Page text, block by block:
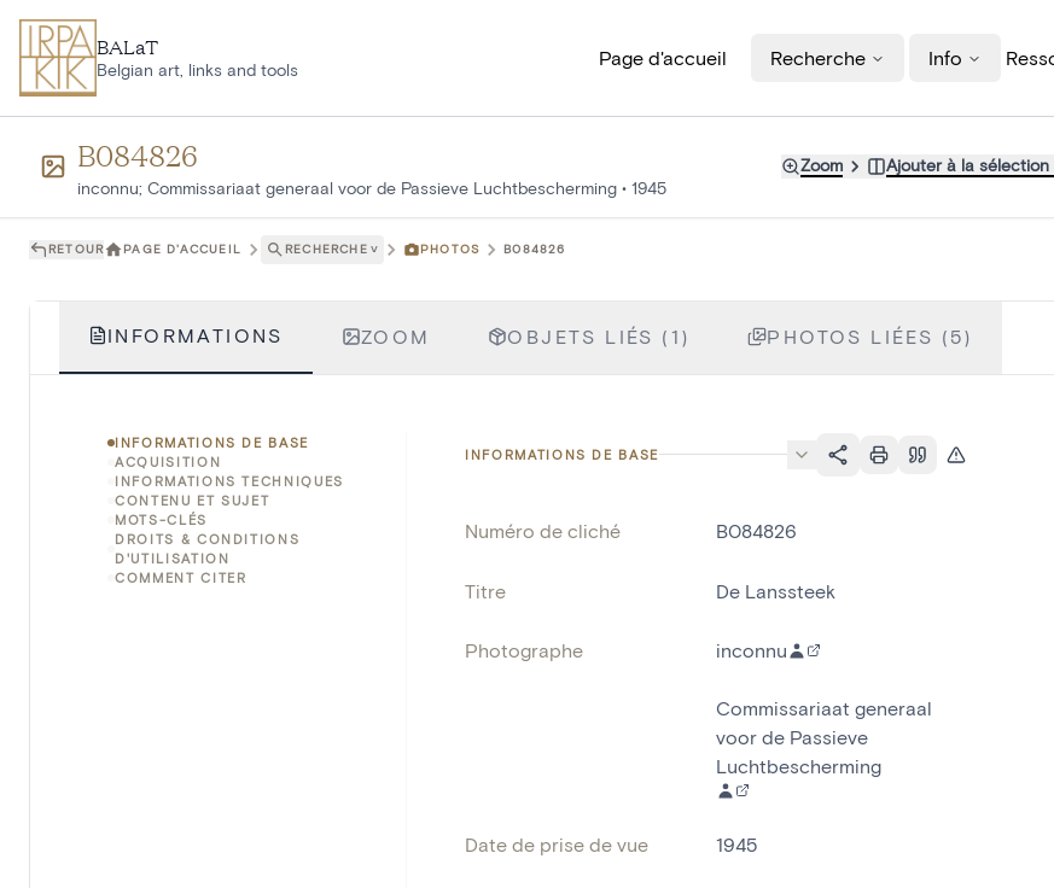
BALaT
Belgian art, links and tools
Page d'accueil Recherche Info
B084826
inconnu; Commissariaat generaal voor de Passieve Luchtbescherming • 1945
Zoom Ajouter à la sélection
RETOUR PAGE D'ACCUEIL RECHERCHE ˅ PHOTOS B084826
INFORMATIONS ZOOM OBJETS LIÉS (1) PHOTOS LIÉES (5)
INFORMATIONS DE BASE
ACQUISITION
INFORMATIONS TECHNIQUES
CONTENU ET SUJET
MOTS-CLÉS
DROITS & CONDITIONS
D'UTILISATION
COMMENT CITER
INFORMATIONS DE BASE
Numéro de cliché B084826
Titre De Lanssteek
Photographe inconnu
Commissariaat generaal
voor de Passieve
Luchtbescherming
Date de prise de vue 1945